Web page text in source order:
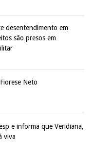
desentendimento em
são presos em
Neto
e informa que Veridiana,
viva